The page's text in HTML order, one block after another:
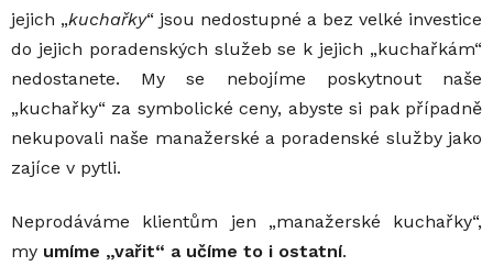
jejich „kuchařky“ jsou nedostupné a bez velké investice
do jejich poradenských služeb se k jejich „kuchařkám“
nedostanete. My se nebojíme poskytnout naše
„kuchařky“ za symbolické ceny, abyste si pak případně
nekupovali naše manažerské a poradenské služby jako
zajíce v pytli.
Neprodáváme klientům jen „manažerské kuchařky“,
my umíme „vařit“ a učíme to i ostatní.